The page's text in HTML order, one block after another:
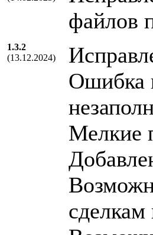
файлов
1.3.2
(13.12.2024)
Ошибка
Мелкие